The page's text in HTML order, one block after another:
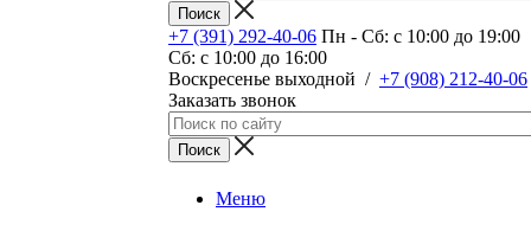
+7 (391) 292-40-06 Пн - Сб: c 10:00 до 19:00
Сб: c 10:00 до 16:00
​Воскресенье выходной / +7 (908) 212-40-06
Заказать звонок
Меню